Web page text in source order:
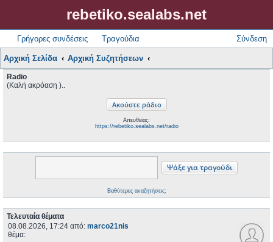
rebetiko.sealabs.net
Γρήγορες συνδέσεις Τραγούδια Σύνδεση
Αρχική Σελίδα Αρχική Συζητήσεων
Radio
(Καλή ακρόαση )..
Απευθείας:
https://rebetiko.sealabs.net/radio
Βαθύτερες αναζητήσεις;
Τελευταία θέματα
08.08.2026, 17:24 από: marco21nis
θέμα: